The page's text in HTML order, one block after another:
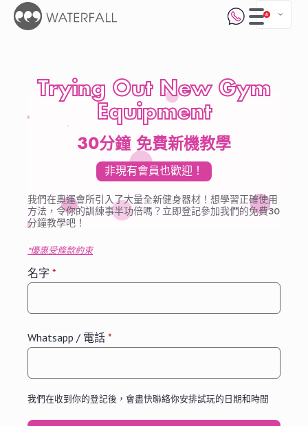
Trying Out New Gym
Equipment
30分鐘 免費新機教學
非現有會員也歡迎！
我們在奧運會所引入了大量全新健身器材！想學習正確使用
方法，令你的訓練事半功倍嗎？立即登記參加我們的免費30
分鐘教學吧！
*優惠受條款約束
名字 *
Whatsapp / 電話 *
我們在收到你的登記後，會盡快聯絡你安排試玩的日期和時間